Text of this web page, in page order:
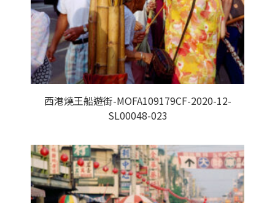
西港燒王船遊街-MOFA109179CF-2020-12-
SL00048-023